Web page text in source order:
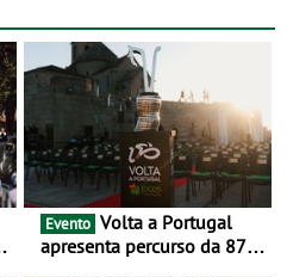
usam os automóveis
exclusivamente em áreas
urbanas
Evento
apresenta percurso da 87.ª